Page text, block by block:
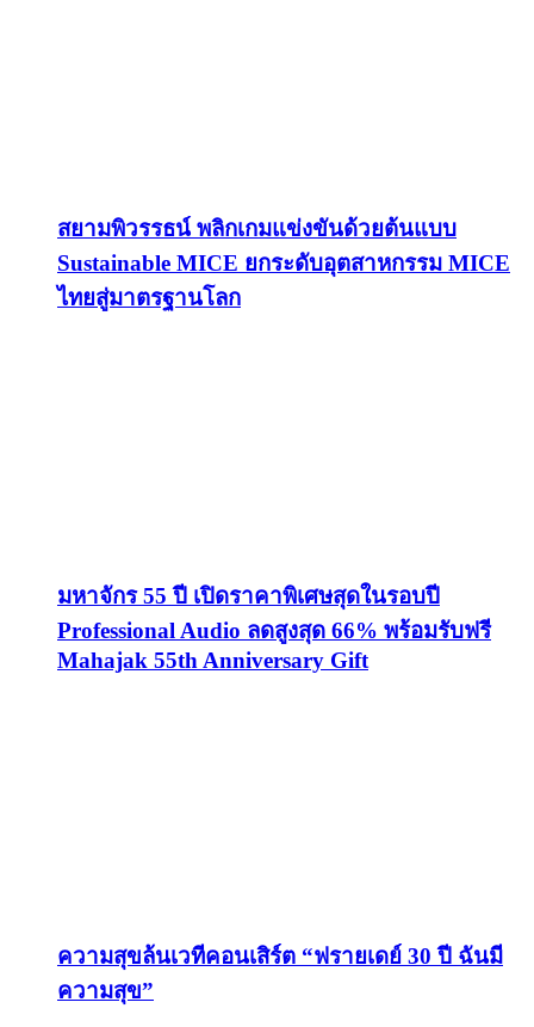
สยามพิวรรธน์ พลิกเกมแข่งขันด้วยต้นแบบ
Sustainable MICE ยกระดับอุตสาหกรรม MICE
ไทยสู่มาตรฐานโลก
มหาจักร 55 ปี เปิดราคาพิเศษสุดในรอบปี
Professional Audio ลดสูงสุด 66% พร้อมรับฟรี
Mahajak 55th Anniversary Gift
ความสุขล้นเวทีคอนเสิร์ต “ฟรายเดย์ 30 ปี ฉันมี
ความสุข”